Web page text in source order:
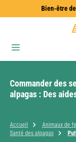
Passer au contenuBien-être
Commander des
alpagas : Des
Accueil Animaux de
Santé des alpagas